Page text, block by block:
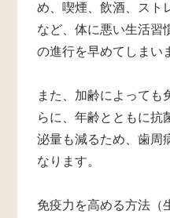
め、喫煙、飲酒、スト
など、体に悪い生活習
の進行を早めてしまい
また、加齢によっても
らに、年齢とともに抗
泌量も減るため、歯周
なります。
免疫力を高める方法（